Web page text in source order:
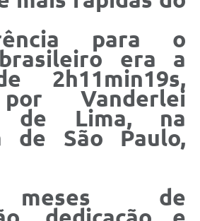
para o
era a
2h11min19s,
Vanderlei
de Lima, na
de São Paulo,
de